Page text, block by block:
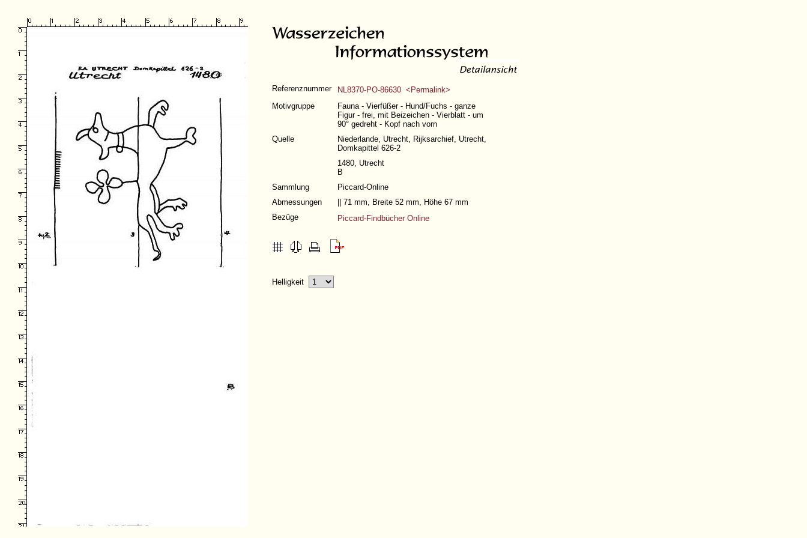
Referenznummer
NL8370-PO-86630 <Permalink>
Motivgruppe
Fauna - Vierfüßer - Hund/Fuchs - ganze
Figur - frei, mit Beizeichen - Vierblatt - um
90° gedreht - Kopf nach vorn
Quelle
Niederlande, Utrecht, Rijksarchief, Utrecht,
Domkapittel 626-2
1480, Utrecht
B
Sammlung
Piccard-Online
Abmessungen
|| 71 mm, Breite 52 mm, Höhe 67 mm
Bezüge
Piccard-Findbücher Online
Helligkeit